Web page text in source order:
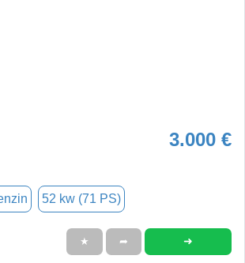
3.000 €
52 kw (71 PS)
★ ➦ ➜